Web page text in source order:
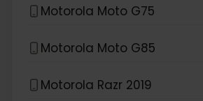
Motorola Moto G75
Motorola Moto G85
Motorola Razr 2019